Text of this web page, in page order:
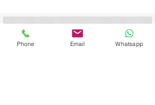
Phone Email Whatsapp